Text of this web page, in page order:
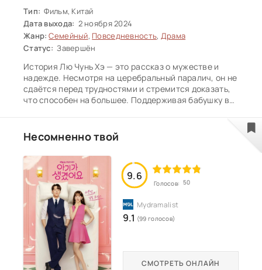
Тип: Фильм, Китай
Дата выхода: 2 ноября 2024
Жанр: Семейный, Повседневность, Драма
Статус: Завершён
История Лю Чунь Хэ — это рассказ о мужестве и
надежде. Несмотря на церебральный паралич, он не
сдаётся перед трудностями и стремится доказать,
что способен на большее. Поддерживая бабушку в
мечты. Судьбоносное лето становится для него
точкой отсчёта, после которой он решается
изменить свою жизнь и отправиться навстречу
неизвестности.
Несомненно твой
СМОТРЕТЬ ОНЛАЙН
9.6
Голосов: 50
9.1 (99 голосов)